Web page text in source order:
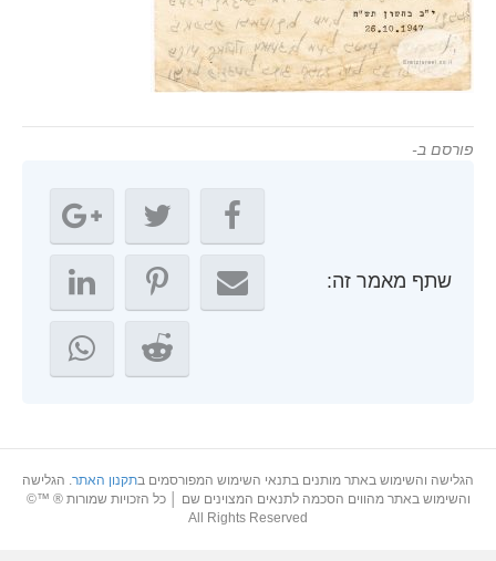
פורסם ב-
שתף מאמר זה:
הגלישה והשימוש באתר מותנים בתנאי השימוש המפורסמים בתקנון האתר. הגלישה
והשימוש באתר מהווים הסכמה לתנאים המצוינים שם │ כל הזכויות שמורות ® ™©
All Rights Reserved